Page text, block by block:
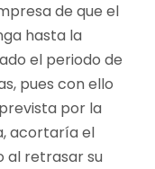
de que el
hasta la
el periodo de
pues con ello
por la
acortaría el
al retrasar su